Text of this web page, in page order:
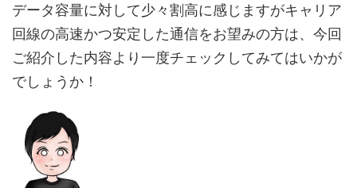
データ容量に対して少々割高に感じますがキャリア
回線の高速かつ安定した通信をお望みの方は、今回
ご紹介した内容より一度チェックしてみてはいかが
でしょうか！